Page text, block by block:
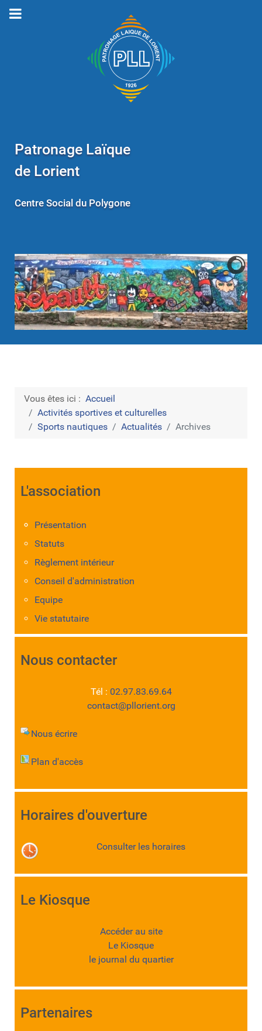
Patronage Laïque
de Lorient
Centre Social du Polygone
Vous êtes ici : Accueil
Activités sportives et culturelles
Sports nautiques
Actualités Archives
L'association
Présentation
Statuts
Règlement intérieur
Conseil d'administration
Equipe
Vie statutaire
Nous contacter
Tél : 02.97.83.69.64
contact@pllorient.org
Nous écrire
Plan d'accès
Horaires d'ouverture
Consulter les horaires
Le Kiosque
Accéder au site
Le Kiosque
le journal du quartier
Partenaires